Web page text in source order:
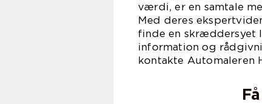
værdi, er en samtale
Med deres
finde en skræddersyet
information og
kontakte Automaleren